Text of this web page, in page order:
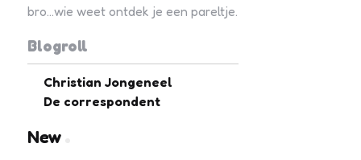
bro...wie weet ontdek je een pareltje.
Blogroll
Christian Jongeneel
De correspondent
New